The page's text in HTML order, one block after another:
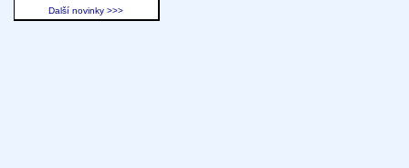
Další novinky >>>